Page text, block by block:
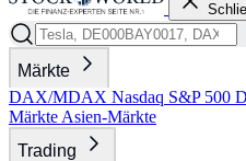
Märkte
DAX/MDAX Nasdaq S&P 500
Märkte Asien-Märkte
Trading